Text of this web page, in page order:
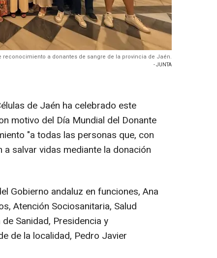
reconocimiento a donantes de sangre de la provincia de Jaén.
- JUNTA
de Jaén ha celebrado este
motivo del Día Mundial del Donante
"a todas las personas que, con
salvar vidas mediante la donación
Gobierno andaluz en funciones, Ana
Atención Sociosanitaria, Salud
Sanidad, Presidencia y
de la localidad, Pedro Javier